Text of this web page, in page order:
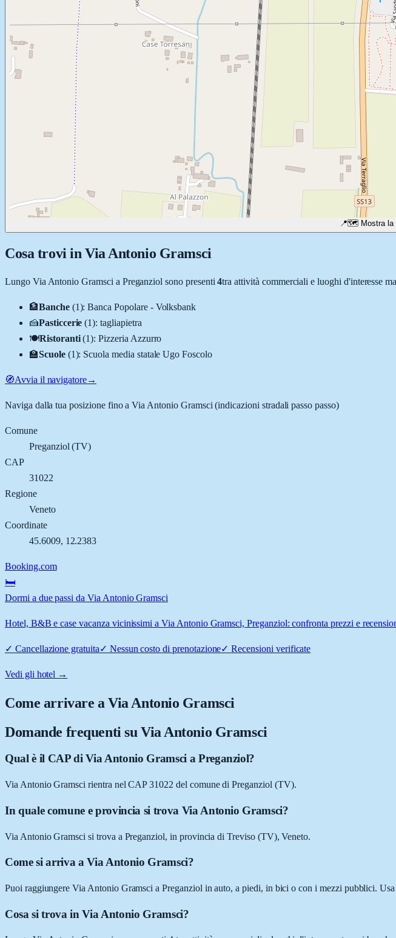
📍🗺️ Mostra la
Cosa trovi in Via Antonio Gramsci
Lungo Via Antonio Gramsci a Preganziol sono presenti 4tra attività commerciali e luoghi d'interesse
🏦Banche (1):Banca Popolare - Volksbank
🍰Pasticcerie (1):tagliapietra
🍽️Ristoranti (1):Pizzeria Azzurro
🏫Scuole (1): Scuola media statale Ugo Foscolo
🧭Avvia il navigatore→
Naviga dalla tua posizione fino aVia Antonio Gramsci (indicazioni stradali passo passo)
Comune
Preganziol (TV)
CAP
31022
Regione
Veneto
Coordinate
45.6009, 12.2383
Booking.com
🛏️
Dormi a due passi da Via Antonio Gramsci
Hotel, B&B e case vacanza vicinissimi a Via Antonio Gramsci, Preganziol: confronta prezzi e
✓ Cancellazione gratuita✓ Nessun costo di prenotazione✓Recensioni verificate
Vedi gli hotel →
Come arrivare aVia Antonio Gramsci
Domande frequenti su Via Antonio Gramsci
Qual è il CAP di Via Antonio Gramsci a Preganziol?
Via Antonio Gramsci rientra nel CAP 31022 del comune di Preganziol (TV).
In quale comune e provincia si trova Via Antonio Gramsci?
Via Antonio Gramsci si trova a Preganziol, in provincia di Treviso (TV), Veneto.
Come si arriva a Via Antonio Gramsci?
Puoi raggiungere Via Antonio Gramsci a Preganziol in auto, a piedi, in bici o con i mezzi pubblici.
Cosa si trova in Via Antonio Gramsci?